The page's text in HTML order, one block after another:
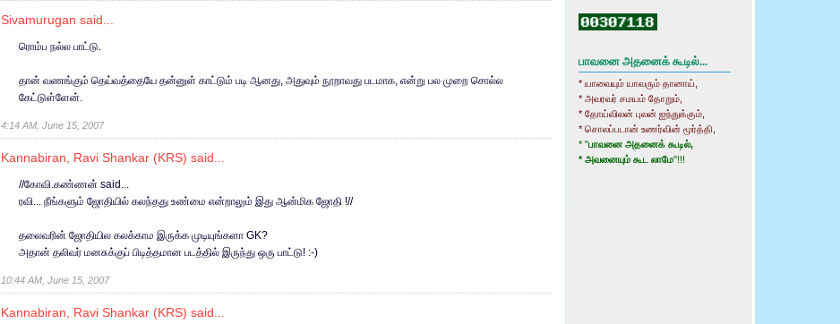
Sivamurugan said...
ரொம்ப நல்ல பாட்டு.
தான் வணங்கும் தெய்வத்தையே தன்னுள் காட்டும் படி ஆனது, அதுவும் நூறாவது படமாக, என்று பல முறை சொல்ல
கேட்டுள்ளேன்.
4:14 AM, June 15, 2007
Kannabiran, Ravi Shankar (KRS) said...
//கோவி.கண்ணன் said...
ரவி... நீங்களும் ஜோதியில் கலந்தது உண்மை என்றாலும் இது ஆன்மிக ஜோதி !//
தலைவரின் ஜோதியில கலக்காம இருக்க முடியுங்களா GK?
அதான் தலிவர் மனசுக்குப் பிடித்தமான படத்தில் இருந்து ஒரு பாட்டு! :-)
10:44 AM, June 15, 2007
Kannabiran, Ravi Shankar (KRS) said...
பாவனை அதனைக் கூடில்...
* யாவையும் யாவரும் தானாய்,
* அவரவர் சமயம் தோறும்,
* தோய்விலன் புலன் ஐந்துக்கும்,
* சொலப்படான் உணர்வின் மூர்த்தி,
* "பாவனை அதனைக் கூடில்,
* அவனையும் கூட லாமே"!!!